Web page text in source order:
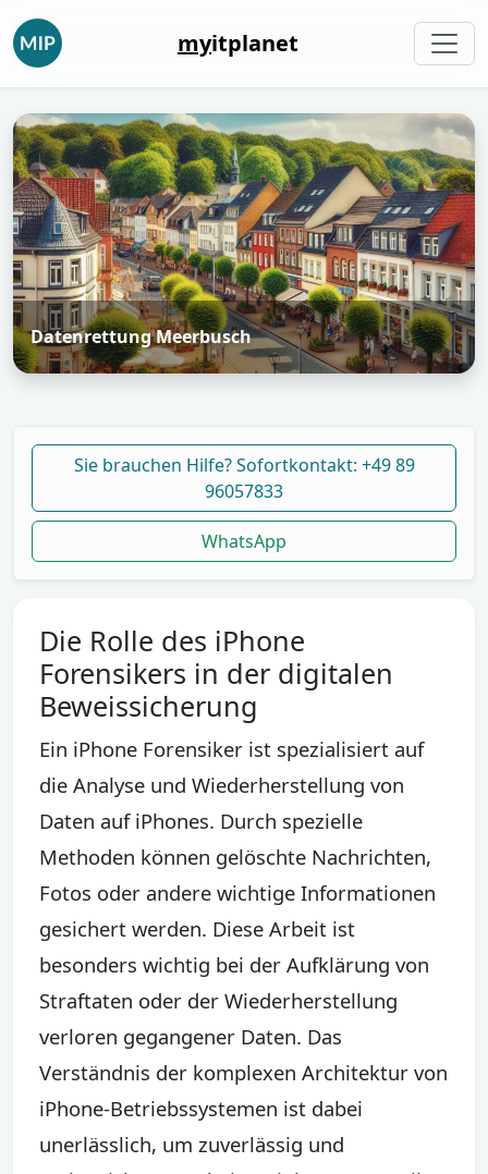
myitplanet
Datenrettung Meerbusch
Sie brauchen Hilfe? Sofortkontakt: +49 89
96057833
WhatsApp
Die Rolle des iPhone
Forensikers in der digitalen
Beweissicherung
Ein iPhone Forensiker ist spezialisiert auf
die Analyse und Wiederherstellung von
Daten auf iPhones. Durch spezielle
Methoden können gelöschte Nachrichten,
Fotos oder andere wichtige Informationen
gesichert werden. Diese Arbeit ist
besonders wichtig bei der Aufklärung von
Straftaten oder der Wiederherstellung
verloren gegangener Daten. Das
Verständnis der komplexen Architektur von
iPhone-Betriebssystemen ist dabei
unerlässlich, um zuverlässig und